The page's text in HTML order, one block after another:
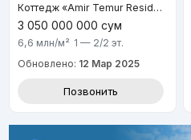
Коттедж «Amir Temur Residence»
3 050 000 000 сум
6,6 млн/м² 1 — 2/2 эт.
Обновлено: 12 Мар 2025
Позвонить